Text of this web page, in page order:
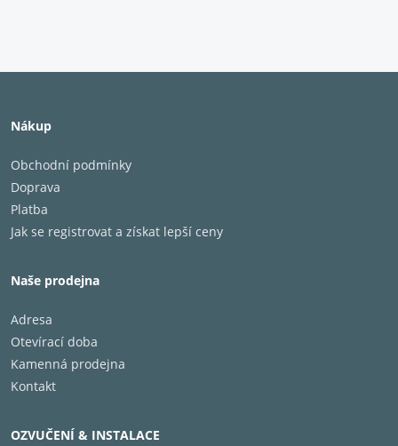
Nákup
Obchodní podmínky
Doprava
Platba
Jak se registrovat a získat lepší ceny
Naše prodejna
Adresa
Otevírací doba
Kamenná prodejna
Kontakt
OZVUČENÍ & INSTALACE